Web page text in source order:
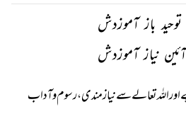
باز آموزدش
نیاز آموزدش
اور اللہ تعالے سے نیازمندی ، رسوم و آداب